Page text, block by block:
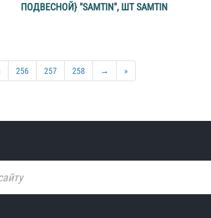
ПОДВЕСНОЙ} "SAMTIN", ШТ SAMTIN
256 257 258 → »